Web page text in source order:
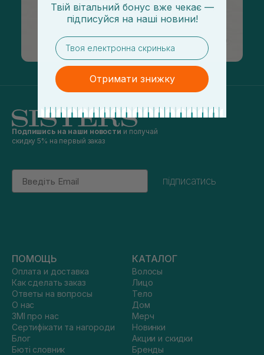
Подпишись на наши новости и получай
скидку 5% на первый заказ
Email
підписатись
ПОМОЩЬ
Оплата и доставка
Как сделать заказ
Ответы на вопросы
О нас
ЗМІ про нас
Сертифікати та нагороди
Блог
Бюті словник
КАТАЛОГ
Волосы
Лицо
Тело
Дом
Мерч
Новинки
Акции и скидки
Бренды
Твій вітальний бонус вже чекає —
підписуйся на наші новини!
email
Отримати знижку